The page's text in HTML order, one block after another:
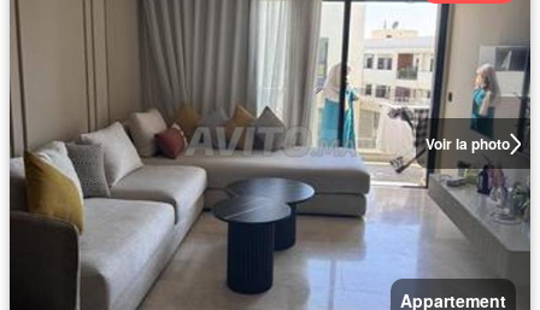
Voir la photo
Appartement